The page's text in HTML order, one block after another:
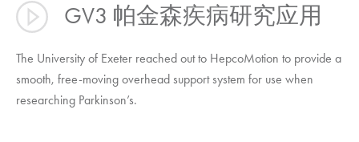
GV3 帕金森疾病研究应用
The University of Exeter reached out to HepcoMotion to provide a
smooth, free-moving overhead support system for use when
researching Parkinson’s.